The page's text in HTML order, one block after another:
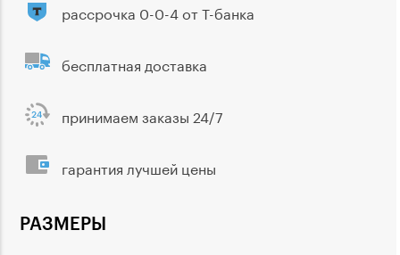
РАЗМЕРЫ
рассрочка 0-0-4 от Т-банка
бесплатная доставка
принимаем заказы 24/7
гарантия лучшей цены